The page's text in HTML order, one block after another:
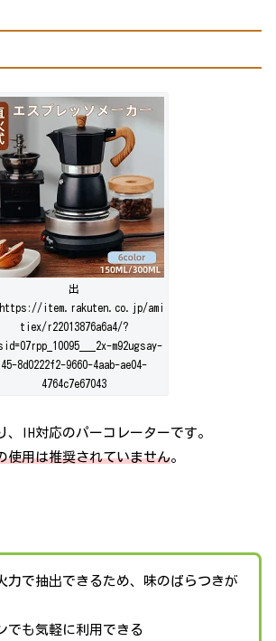
出
item.rakuten.co.jp/ami
tiex/r22013876a6a4/?
m92ugsay-
45-8d0222f2-9660-4aab-ae04-
4764c7e67043
、IH対応のパーコレーターです。
使用は推奨されていません。
力で抽出できるため、味のばらつきが
でも気軽に利用できる